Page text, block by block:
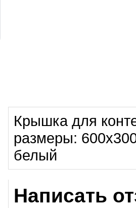
Крышка для
размеры:
белый
Написать